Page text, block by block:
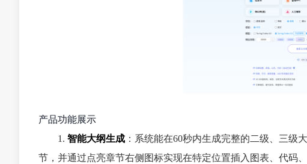
产品功能展示
1. 智能大纲生成 ：系统能在60秒内生成完整的二级、三级
节，并通过点亮章节右侧图标实现在特定位置插入图表、代码